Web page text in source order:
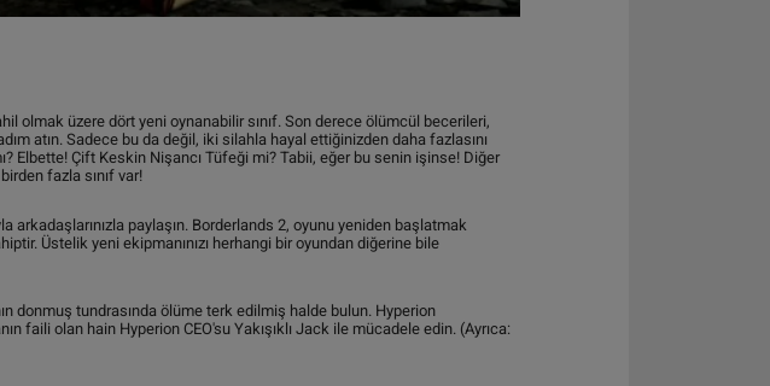
olmak üzere dört yeni oynanabilir sınıf. Son derece ölümcül becerileri,
atın. Sadece bu da değil, iki silahla hayal ettiğinizden daha fazlasını
Çift Keskin Nişancı Tüfeği mi? Tabii, eğer bu senin işinse! Diğer
fazla sınıf var!
arkadaşlarınızla paylaşın. Borderlands 2, oyunu yeniden başlatmak
Üstelik yeni ekipmanınızı herhangi bir oyundan diğerine bile
donmuş tundrasında ölüme terk edilmiş halde bulun. Hyperion
faili olan hain Hyperion CEO'su Yakışıklı Jack ile mücadele edin. (Ayrıca: